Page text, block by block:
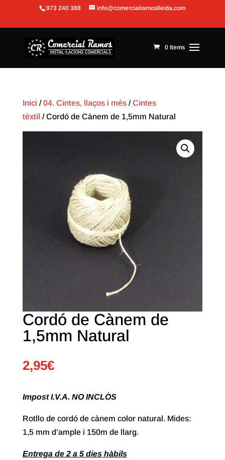
Obre la barra d'eines
973 240 388 info@comercialramoslleida.com
0 Items
Inici /04. Cintes, llaços i més/Cintes
tèxtil / Cordó de Cànem de 1,5mm Natural
Cordó de Cànem de
1,5mm Natural
2,95€
Impost I.V.A. NO INCLÒS
Rotllo de cordó de cànem color natural. Mides:
1,5 mm d’ample i 150m de llarg.
Entrega de 2 a 5 dies hàbils